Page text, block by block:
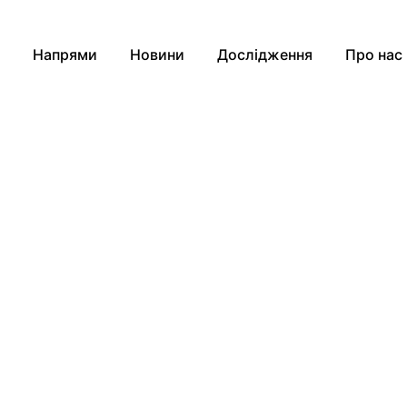
Напрями Новини Дослідження Про нас